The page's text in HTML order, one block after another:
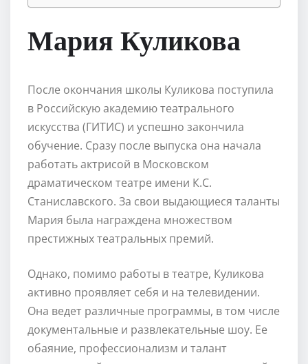
Мария Куликова
После окончания школы Куликова поступила
в Российскую академию театрального
искусства (ГИТИС) и успешно закончила
обучение. Сразу после выпуска она начала
работать актрисой в Московском
драматическом театре имени К.С.
Станиславского. За свои выдающиеся таланты
Мария была награждена множеством
престижных театральных премий.
Однако, помимо работы в театре, Куликова
активно проявляет себя и на телевидении.
Она ведет различные программы, в том числе
документальные и развлекательные шоу. Ее
обаяние, профессионализм и талант